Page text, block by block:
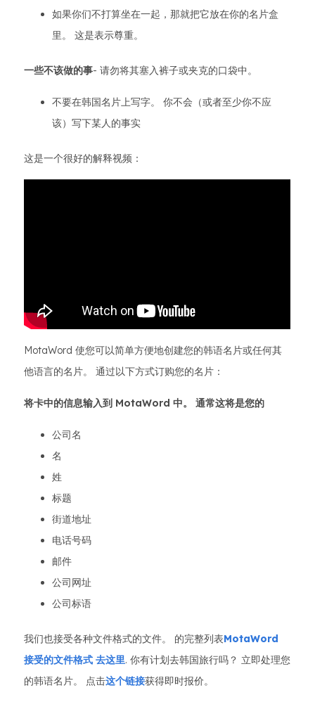
如果你们不打算坐在一起，那就把它放在你的名片盒
里。 这是表示尊重。
一些不该做的事- 请勿将其塞入裤子或夹克的口袋中。
不要在韩国名片上写字。 你不会（或者至少你不应
该）写下某人的事实
这是一个很好的解释视频：
MotaWord 使您可以简单方便地创建您的韩语名片或任何其
他语言的名片。 通过以下方式订购您的名片：
将卡中的信息输入到 MotaWord 中。 通常这将是您的
公司名
名
姓
标题
街道地址
电话号码
邮件
公司网址
公司标语
我们也接受各种文件格式的文件。 的完整列表MotaWord
接受的文件格式 去这里. 你有计划去韩国旅行吗？ 立即处理您
的韩语名片。 点击这个链接获得即时报价。